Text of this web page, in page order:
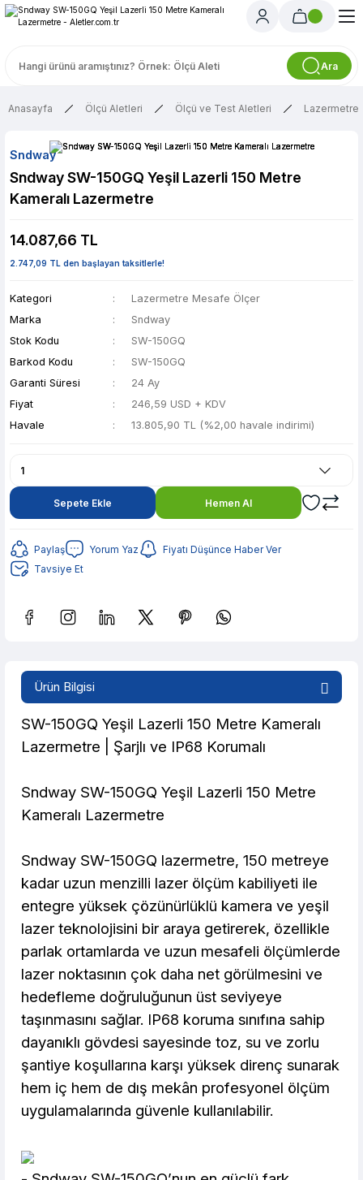
Ara
Anasayfa Ölçü Aletleri Ölçü ve Test Aletleri Lazermetre
Sndway
Sndway SW-150GQ Yeşil Lazerli 150 Metre
Kameralı Lazermetre
14.087,66 TL
2.747,09 TL den başlayan taksitlerle!
Kategori
Lazermetre Mesafe Ölçer
Marka
Sndway
Stok Kodu
SW-150GQ
Barkod Kodu
SW-150GQ
Garanti Süresi
24 Ay
Fiyat
246,59 USD + KDV
Havale
13.805,90 TL (%2,00 havale indirimi)
Sepete Ekle Hemen Al
Paylaş Yorum Yaz
Fiyatı Düşünce Haber Ver
Tavsiye Et
2.747,09 TL den başlayan taksitlerle! x 9 %2 İndirim
Ürün Bilgisi
SW-150GQ Yeşil Lazerli 150 Metre Kameralı
Lazermetre | Şarjlı ve IP68 Korumalı
Sndway SW-150GQ Yeşil Lazerli 150 Metre
Kameralı Lazermetre
Sndway SW-150GQ lazermetre, 150 metreye
kadar uzun menzilli lazer ölçüm kabiliyeti ile
entegre yüksek çözünürlüklü kamera ve yeşil
lazer teknolojisini bir araya getirerek, özellikle
parlak ortamlarda ve uzun mesafeli ölçümlerde
lazer noktasının çok daha net görülmesini ve
hedefleme doğruluğunun üst seviyeye
taşınmasını sağlar. IP68 koruma sınıfına sahip
dayanıklı gövdesi sayesinde toz, su ve zorlu
şantiye koşullarına karşı yüksek direnç sunarak
hem iç hem de dış mekân profesyonel ölçüm
uygulamalarında güvenle kullanılabilir.